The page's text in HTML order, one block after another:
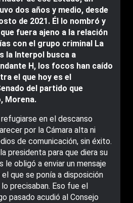
dos años y medio, desde
de 2021. Él lo nombró y
fuera ajeno a la relación
con el grupo criminal La
la Interpol busca a
H, los focos han caído
el que hoy es el
del partido que
Morena.
en el descanso
por la Cámara alta ni
de comunicación, sin éxito.
presidenta para que diera su
le obligó a enviar un mensaje
que se ponía a disposición
precisaban. Eso fue el
pasado acudió al Consejo